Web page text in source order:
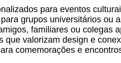
para eventos
grupos universitários ou
familiares ou colegas
que valorizam design e
comemorações e